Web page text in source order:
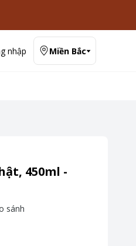
nhập Miền Bắc
450ml -
sánh